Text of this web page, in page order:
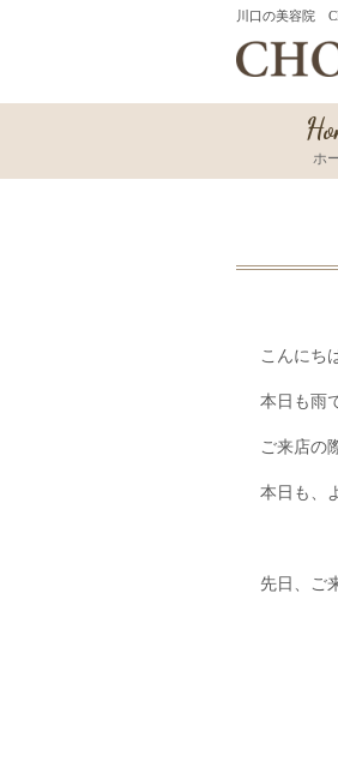
川口の美容院
ホ
こんに
本日も雨
ご来店の
本日も、
先日、ご